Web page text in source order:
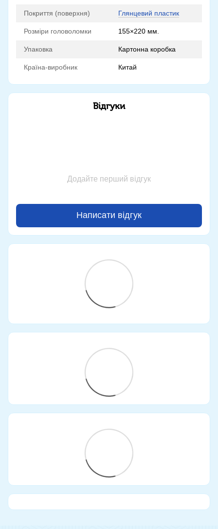
Покриття (поверхня) Глянцевий пластик
Розміри головоломки 155×220 мм.
Упаковка Картонна коробка
Країна-виробник Китай
Відгуки
Додайте перший відгук
Написати відгук